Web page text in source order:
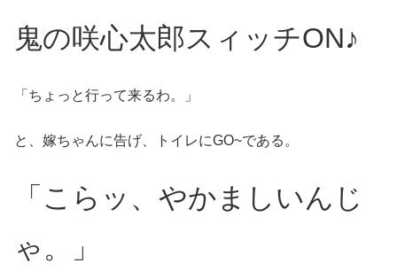
鬼の咲心太郎スィッチON♪
「ちょっと行って来るわ。」
と、嫁ちゃんに告げ、トイレにGO~である。
「こらッ、やかましいんじ
ゃ。」